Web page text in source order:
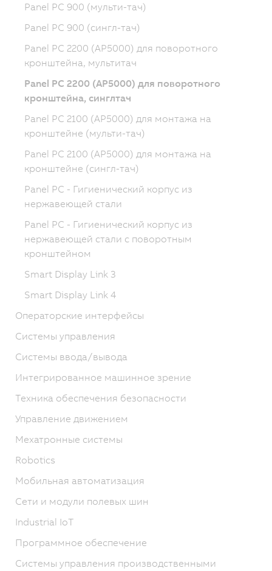
Panel PC 900 (мульти-тач)
Panel PC 900 (сингл-тач)
Panel PC 2200 (AP5000) для поворотного
кронштейна, мультитач
Panel PC 2200 (AP5000) для поворотного
кронштейна, синглтач
Panel PC 2100 (AP5000) для монтажа на
кронштейне (мульти-тач)
Panel PC 2100 (AP5000) для монтажа на
кронштейне (сингл-тач)
Panel PC - Гигиенический корпус из
нержавеющей стали
Panel PC - Гигиенический корпус из
нержавеющей стали с поворотным
кронштейном
Smart Display Link 3
Smart Display Link 4
Операторские интерфейсы
Системы управления
Системы ввода/вывода
Интегрированное машинное зрение
Техника обеспечения безопасности
Управление движением
Мехатронные системы
Robotics
Мобильная автоматизация
Сети и модули полевых шин
Industrial IoT
Программное обеспечение
Системы управления производственными